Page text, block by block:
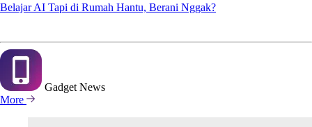
Belajar AI Tapi di Rumah Hantu, Berani Nggak?
Gadget News
More